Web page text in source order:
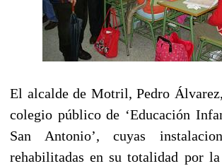
El alcalde de Motril, Pedro
colegio público de ‘Educación
San Antonio’, cuyas
rehabilitadas en su totalidad por